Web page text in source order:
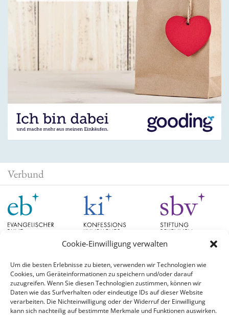
Cookie-Einwilligung verwalten
Um die besten Erlebnisse zu bieten, verwenden wir Technologien wie
Cookies, um Geräteinformationen zu speichern und/oder darauf
zuzugreifen. Wenn Sie diesen Technologien zustimmen, können wir
Daten wie das Surfverhalten oder eindeutige IDs auf dieser Website
verarbeiten. Die Nichteinwilligung oder der Widerruf der Einwilligung
kann sich nachteilig auf bestimmte Merkmale und Funktionen auswirken.
Verbund
Schlagwörter
#aufgetischt Christian Schad Diskussion EB Bayern EB Hessen Evangelische